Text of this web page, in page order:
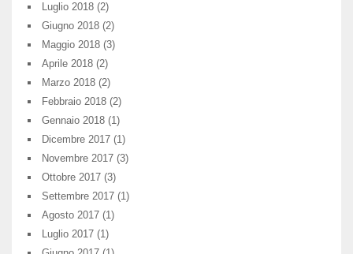
Luglio 2018 (2)
Giugno 2018 (2)
Maggio 2018 (3)
Aprile 2018 (2)
Marzo 2018 (2)
Febbraio 2018 (2)
Gennaio 2018 (1)
Dicembre 2017 (1)
Novembre 2017 (3)
Ottobre 2017 (3)
Settembre 2017 (1)
Agosto 2017 (1)
Luglio 2017 (1)